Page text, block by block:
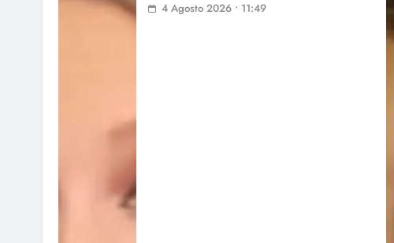
4 Agosto 2026 • 11:49